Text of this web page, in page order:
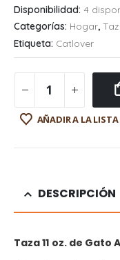
Disponibilidad: 4
Categorías: Hogar,
Etiqueta: Catlover
AÑADIR A LA LISTA
DESCRIPCIÓN
Taza 11 oz. de Gato